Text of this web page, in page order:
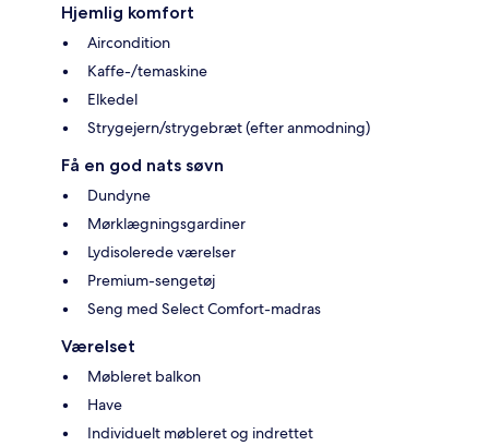
Hjemlig komfort
Aircondition
Kaffe-/temaskine
Elkedel
Strygejern/strygebræt (efter anmodning)
Få en god nats søvn
Dundyne
Mørklægningsgardiner
Lydisolerede værelser
Premium-sengetøj
Seng med Select Comfort-madras
Værelset
Møbleret balkon
Have
Individuelt møbleret og indrettet